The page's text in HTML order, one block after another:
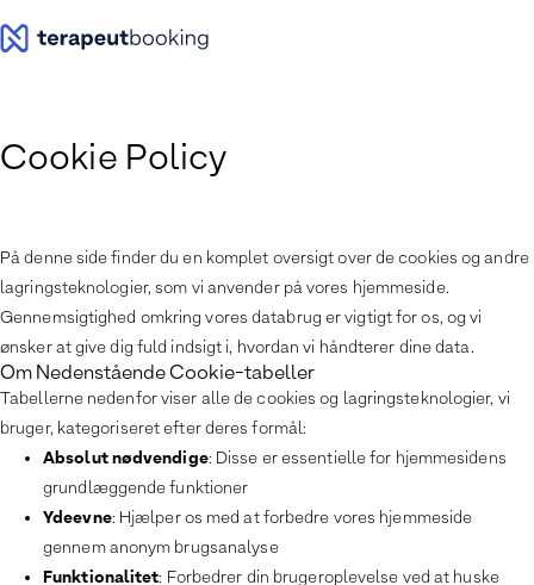
Cookie Policy
På denne side finder du en komplet oversigt over de cookies og andre
lagringsteknologier, som vi anvender på vores hjemmeside.
Gennemsigtighed omkring vores databrug er vigtigt for os, og vi
ønsker at give dig fuld indsigt i, hvordan vi håndterer dine data.
Om Nedenstående Cookie-tabeller
Tabellerne nedenfor viser alle de cookies og lagringsteknologier, vi
bruger, kategoriseret efter deres formål:
Absolut nødvendige: Disse er essentielle for hjemmesidens
grundlæggende funktioner
Ydeevne: Hjælper os med at forbedre vores hjemmeside
gennem anonym brugsanalyse
Funktionalitet: Forbedrer din brugeroplevelse ved at huske